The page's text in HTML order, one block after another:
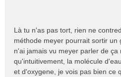
Là tu n'as pas tort, rien ne
méthode meyer pourrait sortir un
n'ai jamais vu meyer parler de ça
qu'intuitivement, la molécule
et d'oxygene, je vois pas bien ce